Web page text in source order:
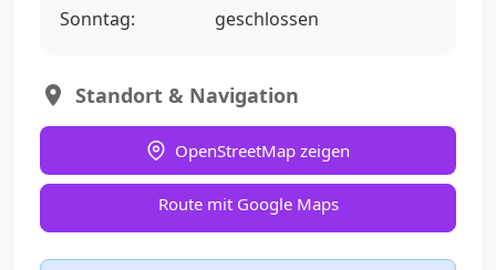
Sonntag:
geschlossen
Standort & Navigation
OpenStreetMap zeigen
Route mit Google Maps